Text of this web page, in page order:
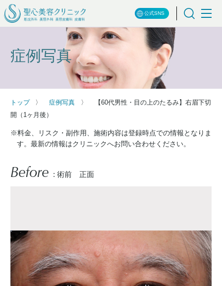
公式SNS
症例写真
トップ 症例写真
【60代男性・目の上のたるみ】右眉下切
開（1ヶ月後）
※料金、リスク・副作用、施術内容は登録時点での情報となりま
す。最新の情報はクリニックへお問い合わせください。
Before : 術前 正面